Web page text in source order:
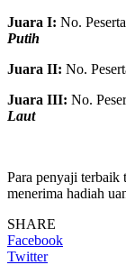
Juara I: No. Peserta
Putih
Juara II: No.
Juara III: No.
Laut
Para penyaji terbaik
menerima hadiah
SHARE
Facebook
Twitter